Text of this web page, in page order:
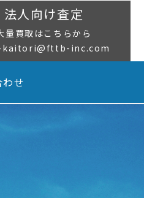
法人向け査定
量買取はこちらから
inc.com
せ